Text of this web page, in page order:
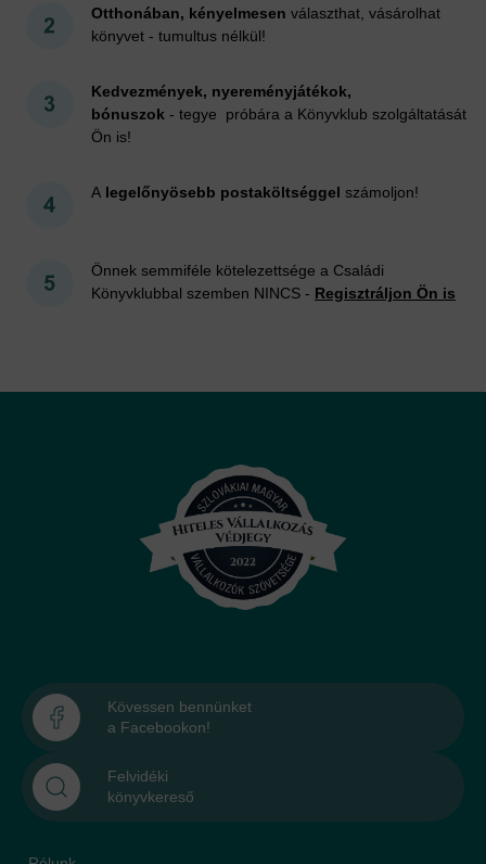
Otthonában, kényelmesen választhat, vásárolhat
könyvet - tumultus nélkül!
Kedvezmények, nyereményjátékok,
bónuszok - tegye próbára a Könyvklub szolgáltatását
Ön is!
A legelőnyösebb postaköltséggel számoljon!
Önnek semmiféle kötelezettsége a Családi
Könyvklubbal szemben NINCS - Regisztráljon Ön is
Kövessen bennünket
a Facebookon!
Felvidéki
könyvkereső